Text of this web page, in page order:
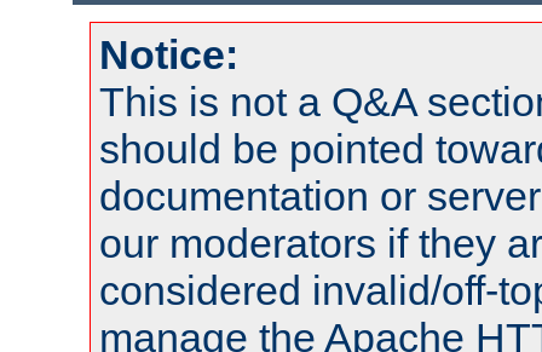
Notice:
This is not a Q&A
should be pointed
documentation or
our moderators if they
considered invalid/off-
manage the Apache